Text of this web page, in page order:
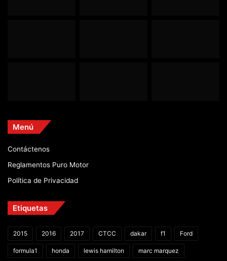
Menú
Contáctenos
Reglamentos Puro Motor
Política de Privacidad
Etiquetas
2015 2016 2017 CTCC dakar f1 Ford
formula1 honda lewis hamilton marc marquez